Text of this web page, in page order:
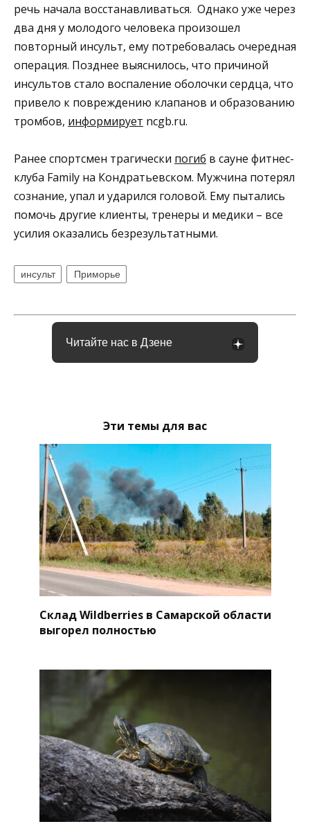
речь начала восстанавливаться. Однако уже через
два дня у молодого человека произошел
повторный инсульт, ему потребовалась очередная
операция. Позднее выяснилось, что причиной
инсультов стало воспаление оболочки сердца, что
привело к повреждению клапанов и образованию
тромбов, информирует ncgb.ru.
Ранее спортсмен трагически погиб в сауне фитнес-
клуба Family на Кондратьевском. Мужчина потерял
сознание, упал и ударился головой. Ему пытались
помочь другие клиенты, тренеры и медики – все
усилия оказались безрезультатными.
инсульт Приморье
Читайте нас в Дзене
Эти темы для вас
Склад Wildberries в Самарской области
выгорел полностью